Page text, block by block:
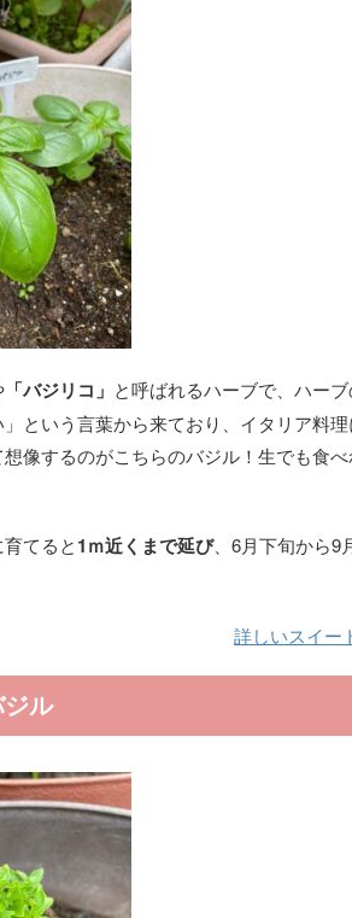
「バジリコ」 と呼ばれるハーブで、ハー
という言葉から来ており、イタリア料
像するのがこちらのバジル！生でも食
てると1ｍ近くまで延び、6月下旬から9
詳しいスイー
ジル